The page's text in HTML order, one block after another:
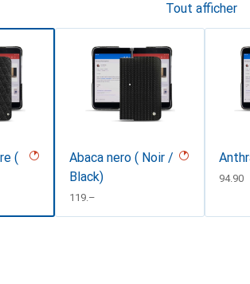
Tout afficher
(
Abaca nero ( Noir /
Black)
CHF
119.–
CHF
94.90